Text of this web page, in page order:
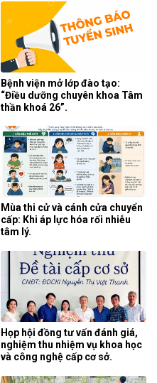
chuyên môn của điều dưỡng.
Bệnh viện mở lớp đào tạo:
“Điều dưỡng chuyên khoa Tâm
thần khoá 26”.
Mùa thi cử và cánh cửa chuyển
cấp: Khi áp lực hóa rối nhiễu
tâm lý.
Họp hội đồng tư vấn đánh giá,
nghiệm thu nhiệm vụ khoa học
và công nghệ cấp cơ sở.